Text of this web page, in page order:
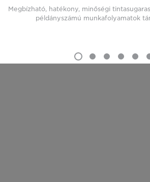
Megbízható, hatékony, minőségi
példányszámú munkafolyamatok